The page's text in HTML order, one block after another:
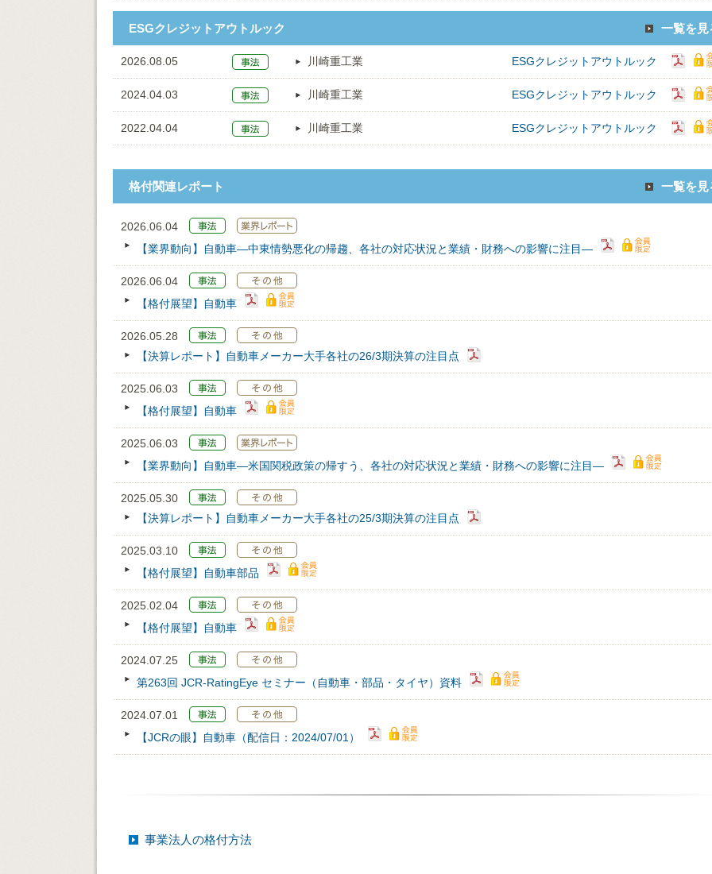
ESGクレジットアウトルック 一覧を見
2026.08.05 川崎重工業 ESGクレジットアウトルック
2024.04.03 川崎重工業 ESGクレジットアウトルック
2022.04.04 川崎重工業 ESGクレジットアウトルック
格付関連レポート 一覧を見
2026.06.04
【業界動向】自動車―中東情勢悪化の帰趨、各社の対応状況と業績・財務への影響に注目―
2026.06.04
【格付展望】自動車
2026.05.28
【決算レポート】自動車メーカー大手各社の26/3期決算の注目点
2025.06.03
【格付展望】自動車
2025.06.03
【業界動向】自動車―米国関税政策の帰すう、各社の対応状況と業績・財務への影響に注目―
2025.05.30
【決算レポート】自動車メーカー大手各社の25/3期決算の注目点
2025.03.10
【格付展望】自動車部品
2025.02.04
【格付展望】自動車
2024.07.25
第263回 JCR‐RatingEye セミナー（自動車・部品・タイヤ）資料
2024.07.01
【JCRの眼】自動車（配信日：2024/07/01）
事業法人の格付方法